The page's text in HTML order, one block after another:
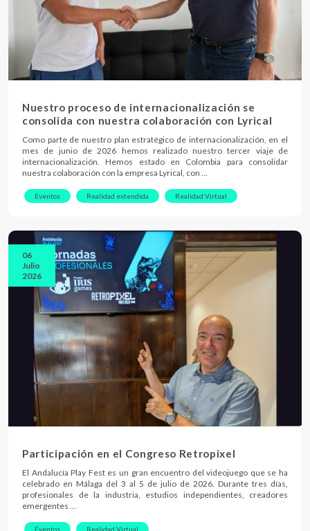
Nuestro proceso de internacionalización se
consolida con nuestra colaboración con Lyrical
Como parte de nuestro plan estratégico de internacionalización, en el
mes de junio de 2026 hemos realizado nuestro tercer viaje de
internacionalización. Hemos estado en Colombia para consolidar
nuestra colaboración con la empresa Lyrical, con …
Eventos Realidad extendida Realidad Virtual
06
Julio
2026
Participación en el Congreso Retropixel
El Andalucía Play Fest es un gran encuentro del videojuego que se ha
celebrado en Málaga del 3 al 5 de julio de 2026. Durante tres días,
profesionales de la industria, estudios independientes, creadores
emergentes …
Eventos Realidad Virtual